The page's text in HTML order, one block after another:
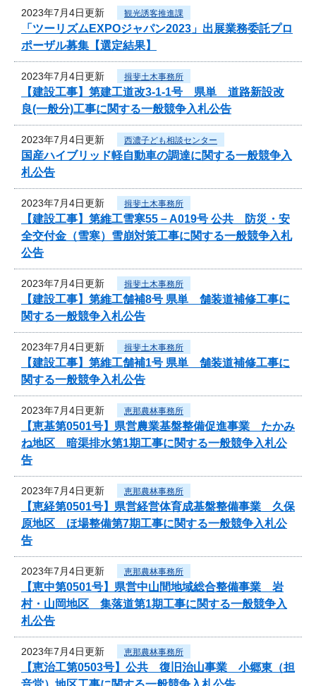
2023年7月4日更新 観光誘客推進課
「ツーリズムEXPOジャパン2023」出展業務委託プロ
ポーザル募集【選定結果】
2023年7月4日更新 揖斐土木事務所
【建設工事】第建工道改3-1-1号 県単 道路新設改
良(一般分)工事に関する一般競争入札公告
2023年7月4日更新 西濃子ども相談センター
国産ハイブリッド軽自動車の調達に関する一般競争入
札公告
2023年7月4日更新 揖斐土木事務所
【建設工事】第維工雪寒55－A019号 公共 防災・安
全交付金（雪寒）雪崩対策工事に関する一般競争入札
公告
2023年7月4日更新 揖斐土木事務所
【建設工事】第維工舗補8号 県単 舗装道補修工事に
関する一般競争入札公告
2023年7月4日更新 揖斐土木事務所
【建設工事】第維工舗補1号 県単 舗装道補修工事に
関する一般競争入札公告
2023年7月4日更新 恵那農林事務所
【恵基第0501号】県営農業基盤整備促進事業 たかみ
ね地区 暗渠排水第1期工事に関する一般競争入札公
告
2023年7月4日更新 恵那農林事務所
【恵経第0501号】県営経営体育成基盤整備事業 久保
原地区 ほ場整備第7期工事に関する一般競争入札公
告
2023年7月4日更新 恵那農林事務所
【恵中第0501号】県営中山間地域総合整備事業 岩
村・山岡地区 集落道第1期工事に関する一般競争入
札公告
2023年7月4日更新 恵那農林事務所
【恵治工第0503号】公共 復旧治山事業 小郷東（担